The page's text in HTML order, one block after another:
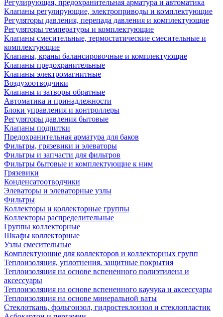
Регулирующая, предохранительная арматура и автоматика
Клапаны регулирующие, электроприводы и комплектующие
Регуляторы давления, перепада давления и комплектующие
Регуляторы температуры и комплектующие
Клапаны смесительные, термостатические смесительные и
комплектующие
Клапаны, краны балансировочные и комплектующие
Клапаны предохранительные
Клапаны электромагнитные
Воздухоотводчики
Клапаны и затворы обратные
Автоматика и принадлежности
Блоки управления и контроллеры
Регуляторы давления бытовые
Клапаны подпитки
Предохранительная арматура для баков
Фильтры, грязевики и элеваторы
Фильтры и запчасти для фильтров
Фильтры бытовые и комплектующие к ним
Грязевики
Конденсатоотводчики
Элеваторы и элеваторные узлы
Фильтры
Коллекторы и коллекторные группы
Коллекторы распределительные
Группы коллекторные
Шкафы коллекторные
Узлы смесительные
Комплектующие для коллекторов и коллекторных групп
Теплоизоляция, уплотнения, защитные покрытия
Теплоизоляция на основе вспененного полиэтилена и
аксессуары
Теплоизоляция на основе вспененного каучука и аксессуары
Теплоизоляция на основе минеральной ваты
Стеклоткань, фольгоизол, гидростеклоизол и стеклопластик